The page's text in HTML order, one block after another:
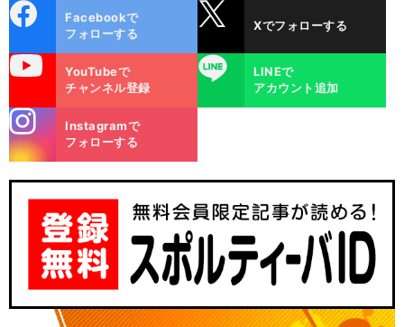
ok
Facebookで
フォローする
Xでフォローする
YouTubeで
チャンネル登録
LINE
LINEで
アカウント追加
m
Instagramで
フォローする